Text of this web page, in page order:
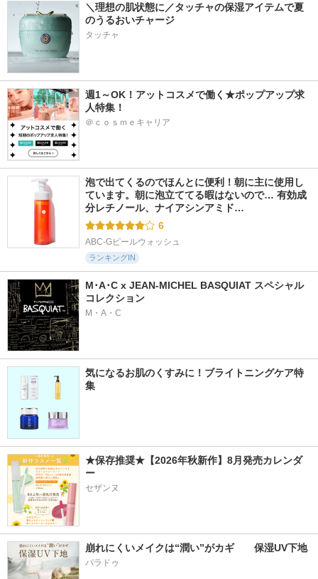
＼理想の肌状態に／タッチャの保湿アイテムで夏
のうるおいチャージ
タッチャ
週1～OK！アットコスメで働く★ポップアップ求
人特集！
＠ｃｏｓｍｅキャリア
泡で出てくるのでほんとに便利！朝に主に使用し
ています。朝に泡立ててる暇はないので… 有効成
分レチノール、ナイアシンアミド…
6
ABC-Gピールウォッシュ
ランキングIN
M･A･C x JEAN-MICHEL BASQUIAT スペシャル
コレクション
M・A・C
気になるお肌のくすみに！ブライトニングケア特
集
★保存推奨★【2026年秋新作】8月発売カレンダ
ー
セザンヌ
崩れにくいメイクは“潤い”がカギ　　保湿UV下地
パラドゥ